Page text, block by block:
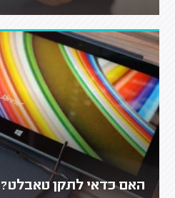
האם כדאי לתקן טאבלט?